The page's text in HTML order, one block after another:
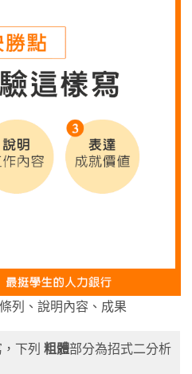
列、說明內容、成果
下列 粗體部分為招式二分析